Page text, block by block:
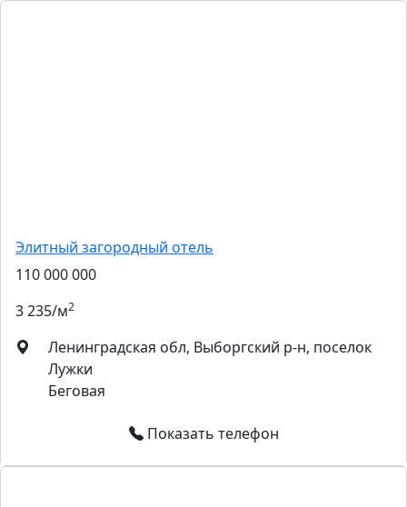
Элитный загородный отель
110 000 000
3 235/м2
Ленинградская обл, Выборгский р-н, поселок
Лужки
Беговая
Показать телефон